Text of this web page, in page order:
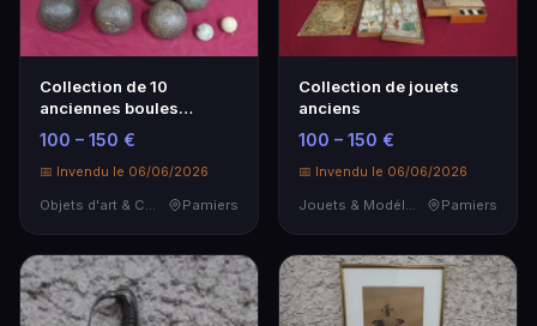
Collection de 10
anciennes boules
lyonnaises cloutées, on
jo…
100 – 150 €
📅 Invendu le 06/06/2026
Pamiers
Collection de jouets
anciens
100 – 150 €
📅 Invendu le 06/06/2026
Pamiers